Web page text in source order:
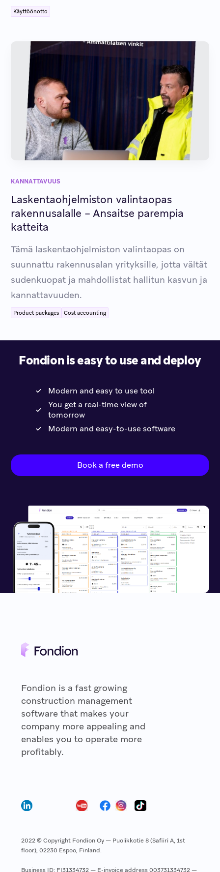
Käyttöönotto
KANNATTAVUUS
Laskentaohjelmiston valintaopas
rakennusalalle – Ansaitse parempia
katteita
Tämä laskentaohjelmiston valintaopas on
suunnattu rakennusalan yrityksille, jotta vältät
sudenkuopat ja mahdollistat hallitun kasvun ja
kannattavuuden.
Product packages Cost accounting
Fondion is easy to use and deploy
Modern and easy to use tool
You get a real-time view of
tomorrow
Modern and easy-to-use software
Book a free demo
Fondion is a fast growing
construction management
software that makes your
company more appealing and
enables you to operate more
profitably.
2022 © Copyright Fondion Oy — Puolikkotie 8 (Safiiri A, 1st
floor), 02230 Espoo, Finland.
Business ID: FI31334732 — E-invoice address 003731334732 —